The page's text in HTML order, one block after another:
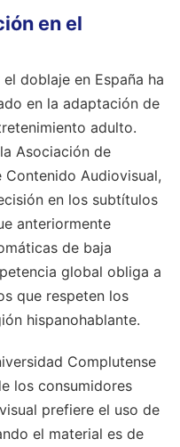
en el
doblaje en España ha
en la adaptación de
adulto.
Asociación de
Audiovisual,
en los subtítulos
anteriormente
de baja
global obliga a
que respeten los
hispanohablante.
Complutense
los consumidores
prefiere el uso de
el material es de